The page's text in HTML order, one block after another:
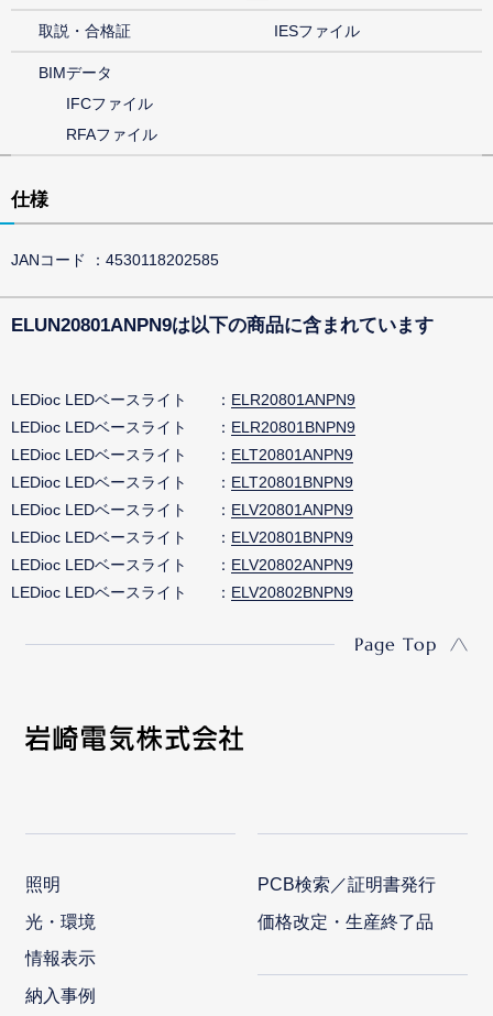
取説・合格証 IESファイル
BIMデータ
IFCファイル
RFAファイル
仕様
JANコード 4530118202585
ELUN20801ANPN9は以下の商品に含まれています
LEDioc LEDベースライト
ELR20801ANPN9
LEDioc LEDベースライト
ELR20801BNPN9
LEDioc LEDベースライト
ELT20801ANPN9
LEDioc LEDベースライト
ELT20801BNPN9
LEDioc LEDベースライト
ELV20801ANPN9
LEDioc LEDベースライト
ELV20801BNPN9
LEDioc LEDベースライト
ELV20802ANPN9
LEDioc LEDベースライト
ELV20802BNPN9
Page Top
照明
光・環境
情報表示
納入事例
PCB検索／証明書発行
価格改定・生産終了品